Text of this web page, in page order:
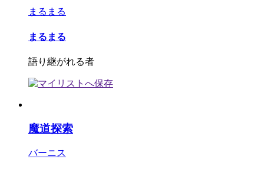
まるまる
まるまる
語り継がれる者
魔道探索
バーニス